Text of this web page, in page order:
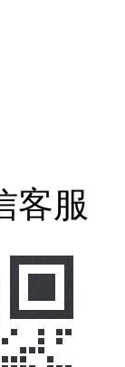
客服